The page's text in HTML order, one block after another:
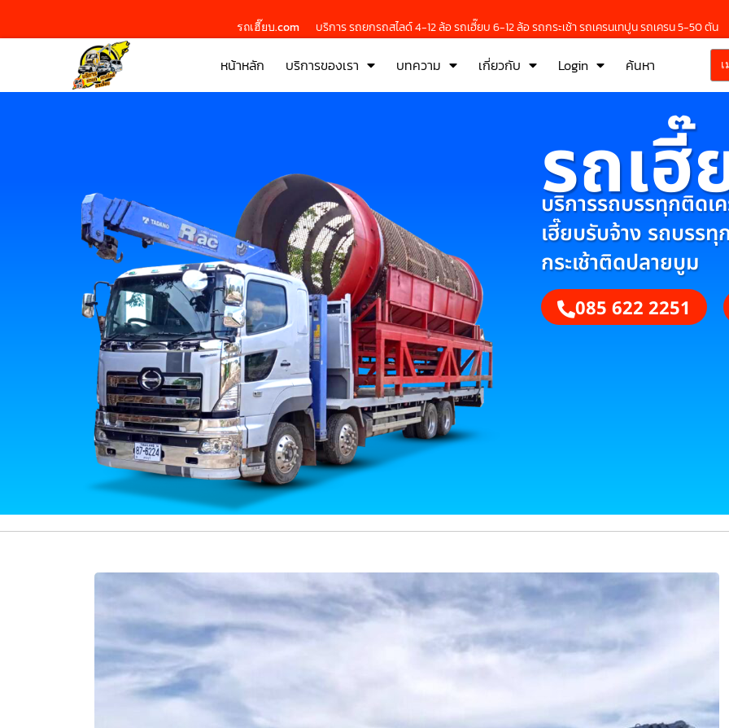
รถเฮี๊ยบ.com บริการ รถยกรถสไลด์ 4-12 ล้อ รถเฮี๊ยบ 6-12 ล้อ รถกระเช้า รถเครนเทปูน รถเครน 5-50 ตัน
หน้าหลัก บริการของเรา บทความ เกี่ยวกับ Login ค้นหา
รถเฮี๊
บริการรถบรรทุกติดเ
เฮี๊ยบรับจ้าง รถบรรทุ
กระเช้าติดปลายบูม
085 622 2251